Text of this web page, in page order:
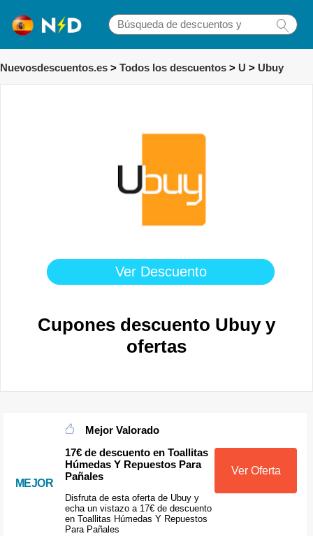
Nuevosdescuentos.es > Todos los descuentos > U > Ubuy
Ver Descuento
Cupones descuento Ubuy y
ofertas
MEJOR
Mejor Valorado
17€ de descuento en Toallitas
Húmedas Y Repuestos Para
Pañales
Disfruta de esta oferta de Ubuy y
echa un vistazo a 17€ de descuento
en Toallitas Húmedas Y Repuestos
Para Pañales
Ver Oferta